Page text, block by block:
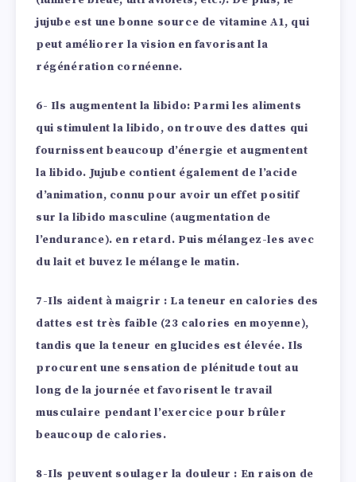
jujube est une bonne source de vitamine A1, qui
peut améliorer la vision en favorisant la
régénération cornéenne.
6- Ils augmentent la libido: Parmi les aliments
qui stimulent la libido, on trouve des dattes qui
fournissent beaucoup d’énergie et augmentent
la libido. Jujube contient également de l’acide
d’animation, connu pour avoir un effet positif
sur la libido masculine (augmentation de
l’endurance). en retard. Puis mélangez-les avec
du lait et buvez le mélange le matin.
7-Ils aident à maigrir : La teneur en calories des
dattes est très faible (23 calories en moyenne),
tandis que la teneur en glucides est élevée. Ils
procurent une sensation de plénitude tout au
long de la journée et favorisent le travail
musculaire pendant l’exercice pour brûler
beaucoup de calories.
8-Ils peuvent soulager la douleur : En raison de